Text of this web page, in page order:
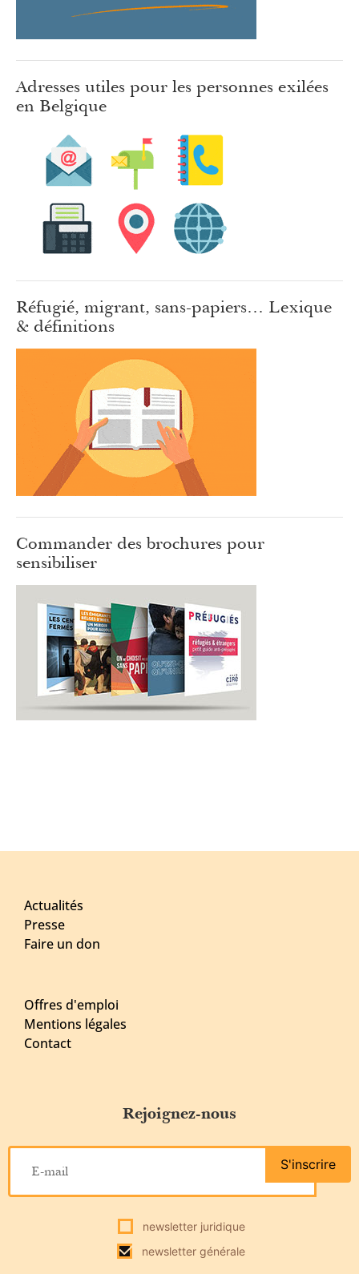
Adresses utiles pour les personnes exilées
en Belgique
Réfugié, migrant, sans-papiers… Lexique
& définitions
Commander des brochures pour
sensibiliser
Actualités
Presse
Faire un don
Offres d'emploi
Mentions légales
Contact
Rejoignez-nous
newsletter juridique
newsletter générale
S'inscrire